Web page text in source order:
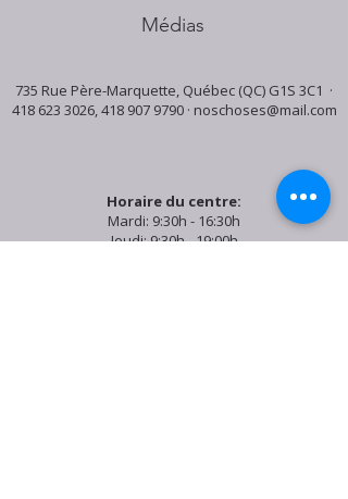
Médias
735 Rue Père-Marquette, Québec (QC) G1S 3C1 ·
418 623 3026,418 907 9790· noschoses@mail.com
Horaire du centre:
Mardi: 9:30h - 16:30h
Jeudi: 9:30h - 19:00h